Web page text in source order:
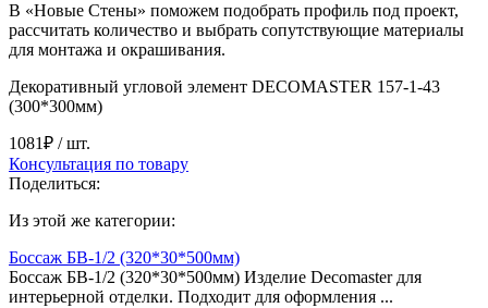
В «Новые Стены» поможем подобрать профиль под проект,
рассчитать количество и выбрать сопутствующие материалы
для монтажа и окрашивания.
Декоративный угловой элемент DECOMASTER 157-1-43
(300*300мм)
1081₽ / шт.
Консультация по товару
Поделиться:
Из этой же категории:
Боссаж БВ-1/2 (320*30*500мм)
Боссаж БВ-1/2 (320*30*500мм) Изделие Decomaster для
интерьерной отделки. Подходит для оформления ...